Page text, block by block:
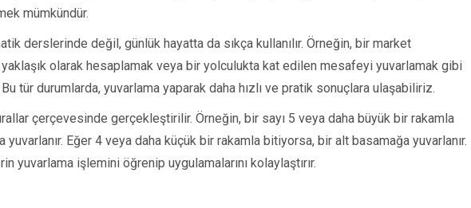
mümkündür.
derslerinde değil, günlük hayatta da sıkça kullanılır. Örneğin, bir market
olarak hesaplamak veya bir yolculukta kat edilen mesafeyi yuvarlamak gibi
tür durumlarda, yuvarlama yaparak daha hızlı ve pratik sonuçlara ulaşabiliriz.
çerçevesinde gerçekleştirilir. Örneğin, bir sayı 5 veya daha büyük bir rakamla
Eğer 4 veya daha küçük bir rakamla bitiyorsa, bir alt basamağa yuvarlanır.
yuvarlama işlemini öğrenip uygulamalarını kolaylaştırır.